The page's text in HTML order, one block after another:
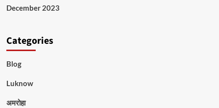
December 2023
Categories
Blog
Luknow
अमरोहा